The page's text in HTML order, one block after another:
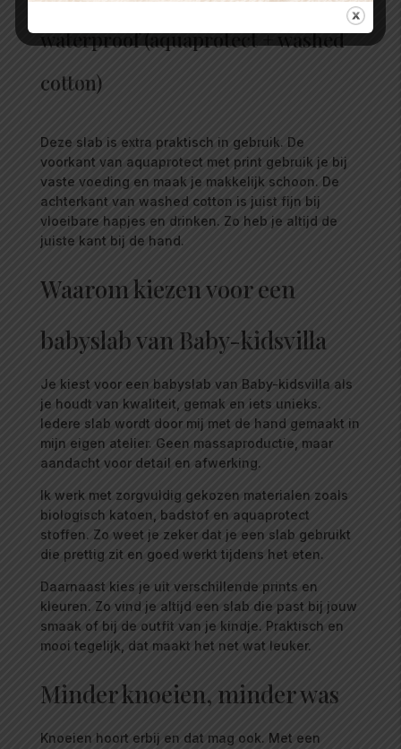
waterproof (aquaprotect + washed
cotton)
Deze slab is extra praktisch in gebruik. De
voorkant van aquaprotect met print gebruik je bij
vaste voeding en maak je makkelijk schoon. De
achterkant van washed cotton is juist fijn bij
vloeibare hapjes en drinken. Zo heb je altijd de
juiste kant bij de hand.
Waarom kiezen voor een
babyslab van Baby-kidsvilla
Je kiest voor een babyslab van Baby-kidsvilla als
je houdt van kwaliteit, gemak en iets unieks.
Iedere slab wordt door mij met de hand gemaakt in
mijn eigen atelier. Geen massaproductie, maar
aandacht voor detail en afwerking.
Ik werk met zorgvuldig gekozen materialen zoals
biologisch katoen, badstof en aquaprotect
stoffen. Zo weet je zeker dat je een slab gebruikt
die prettig zit en goed werkt tijdens het eten.
Daarnaast kies je uit verschillende prints en
kleuren. Zo vind je altijd een slab die past bij jouw
smaak of bij de outfit van je kindje. Praktisch en
mooi tegelijk, dat maakt het net wat leuker.
Minder knoeien, minder was
Knoeien hoort erbij en dat mag ook. Met een